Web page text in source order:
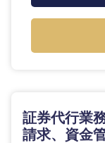
証券代行業
請求、資金